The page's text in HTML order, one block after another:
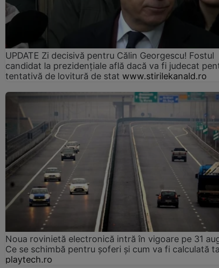
UPDATE Zi decisivă pentru Călin Georgescu! Fostul
candidat la prezidențiale află dacă va fi judecat
tentativă de lovitură de stat www.stirilekanald.ro
Noua rovinietă electronică intră în vigoare pe 31
Ce se schimbă pentru șoferi și cum va fi calculată
playtech.ro